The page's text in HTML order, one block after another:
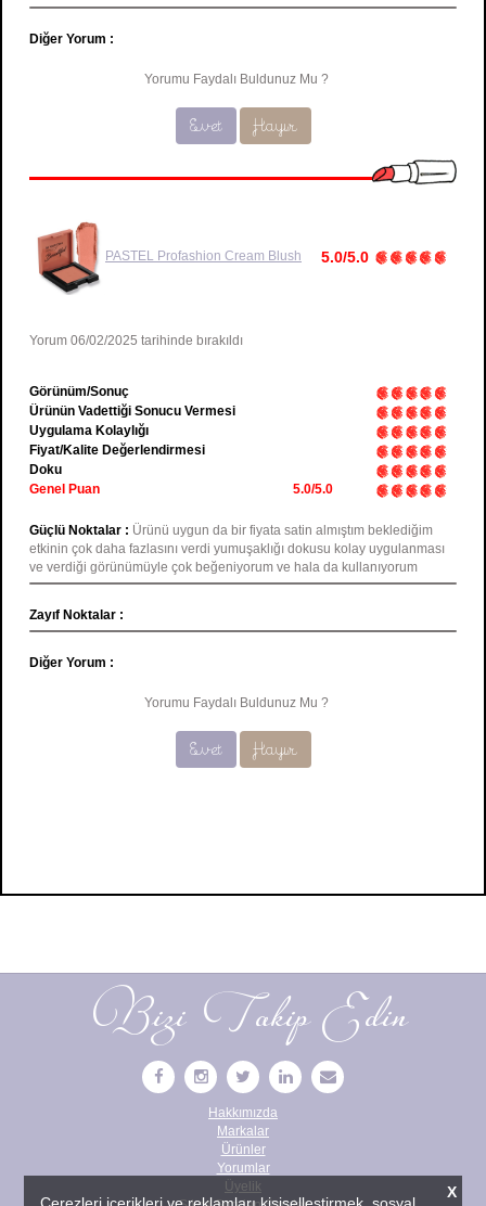
Diğer Yorum :
Yorumu Faydalı Buldunuz Mu ?
Evet Hayır
PASTEL Profashion Cream Blush 5.0/5.0
Yorum 06/02/2025 tarihinde bırakıldı
Görünüm/Sonuç
Ürünün Vadettiği Sonucu Vermesi
Uygulama Kolaylığı
Fiyat/Kalite Değerlendirmesi
Doku
Genel Puan
5.0/5.0
Güçlü Noktalar : Ürünü uygun da bir fiyata satin almıştım beklediğim
etkinin çok daha fazlasını verdi yumuşaklığı dokusu kolay uygulanması
ve verdiği görünümüyle çok beğeniyorum ve hala da kullanıyorum
Zayıf Noktalar :
Diğer Yorum :
Yorumu Faydalı Buldunuz Mu ?
Evet Hayır
Bizi Takip Edin
Hakkımızda
Markalar
Ürünler
Yorumlar
Üyelik
X